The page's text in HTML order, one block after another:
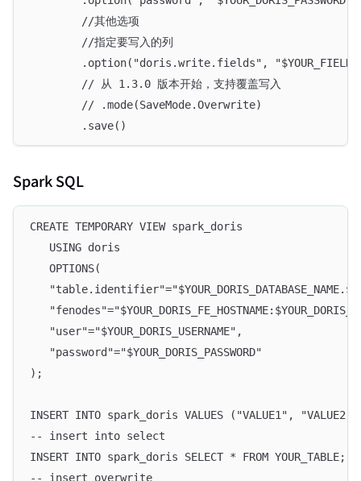
        //其他选项
        //指定要写入的列
.option("doris.write.fields",
        // 从 1.3.0 版本开始，支持覆盖写入
        // .mode(SaveMode.Overwrite)
        .save()
Spark SQL
CREATE TEMPORARY VIEW spark_doris
   USING doris
   OPTIONS(
   "user"="$YOUR_DORIS_USERNAME",
   "password"="$YOUR_DORIS_PASSWORD"
);
INSERT INTO spark_doris VALUES ("VALUE1",
-- insert into select
INSERT INTO spark_doris SELECT * FROM YOUR_TABLE;
-- insert overwrite